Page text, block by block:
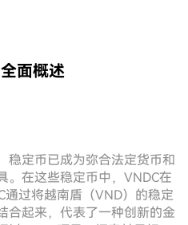
面概述
稳定币已成为弥合法定货币和
。在这些稳定币中，VNDC在
过将越南盾（VND）的稳定
合起来，代表了一种创新的金